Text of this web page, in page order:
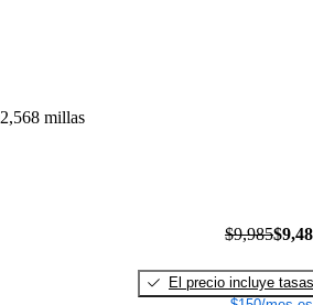
millas
$9,985
El precio incluye tasas